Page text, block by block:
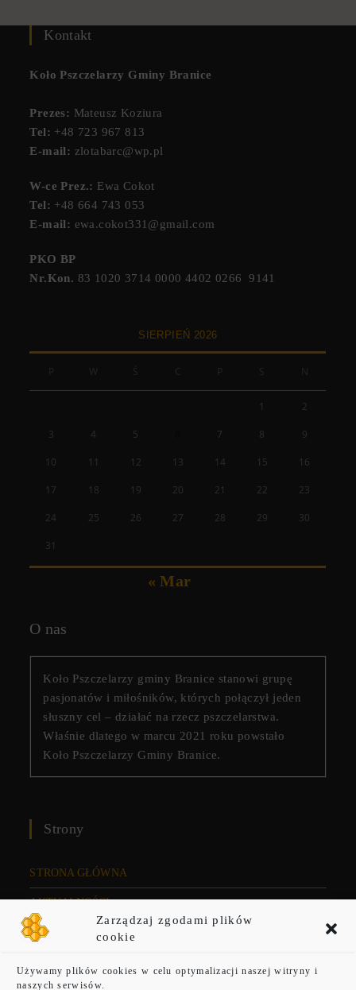
Zarządzaj zgodami plików
cookie
Używamy plików cookies w celu optymalizacji naszej witryny i
naszych serwisów.
Kontakt
Koło Pszczelarzy Gminy Branice
Prezes: Mateusz Koziura
Tel: +48 723 967 813
E-mail: zlotabarc@wp.pl
W-ce Prez.: Ewa Cokot
Tel: +48 664 743 053
E-mail: ewa.cokot331@gmail.com
PKO BP
Nr.Kon. 83 1020 3714 0000 4402 0266 9141
SIERPIEŃ 2026
W
1 2
3 4 5 7 8 9
10 11 12 13 14 15 16
17 18 19 20 21 22 23
24 25 26 27 28 29 30
31
« Mar
O nas
Koło Pszczelarzy gminy Branice stanowi grupę
pasjonatów i miłośników, których połączył jeden
słuszny cel – działać na rzecz pszczelarstwa.
Właśnie dlatego w marcu 2021 roku powstało
Koło Pszczelarzy Gminy Branice.
Strony
STRONA GŁÓWNA
AKTUALNOŚCI
KONTAKT